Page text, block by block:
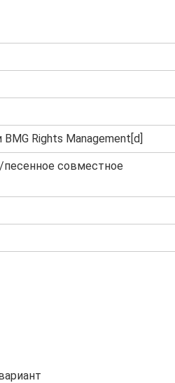
Rights Management[d]
совместное